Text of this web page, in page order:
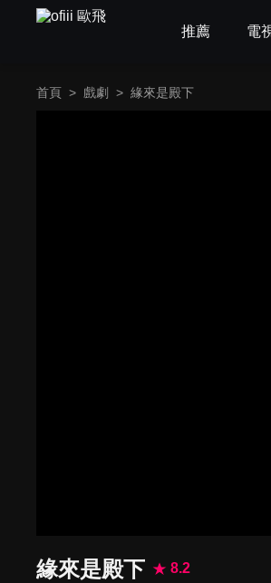
推薦 電
首頁 > 戲劇 > 緣來是殿下
緣來是殿下
8.2